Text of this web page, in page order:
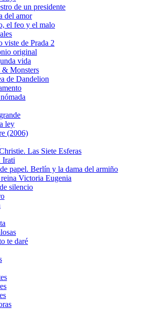
de un presidente
del amor
el feo y el malo
viste de Prada 2
original
vida
Monsters
de Dandelion
ley
(2006)
Las Siete Esferas
Irati
papel. Berlín y la dama del armiño
Victoria Eugenia
silencio
te daré